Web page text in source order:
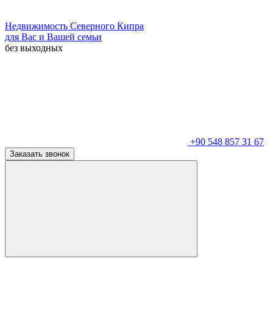
Недвижимость Северного Кипра
для Вас и Вашей семьи
без выходных
+90 548 857 31 67
Заказать звонок